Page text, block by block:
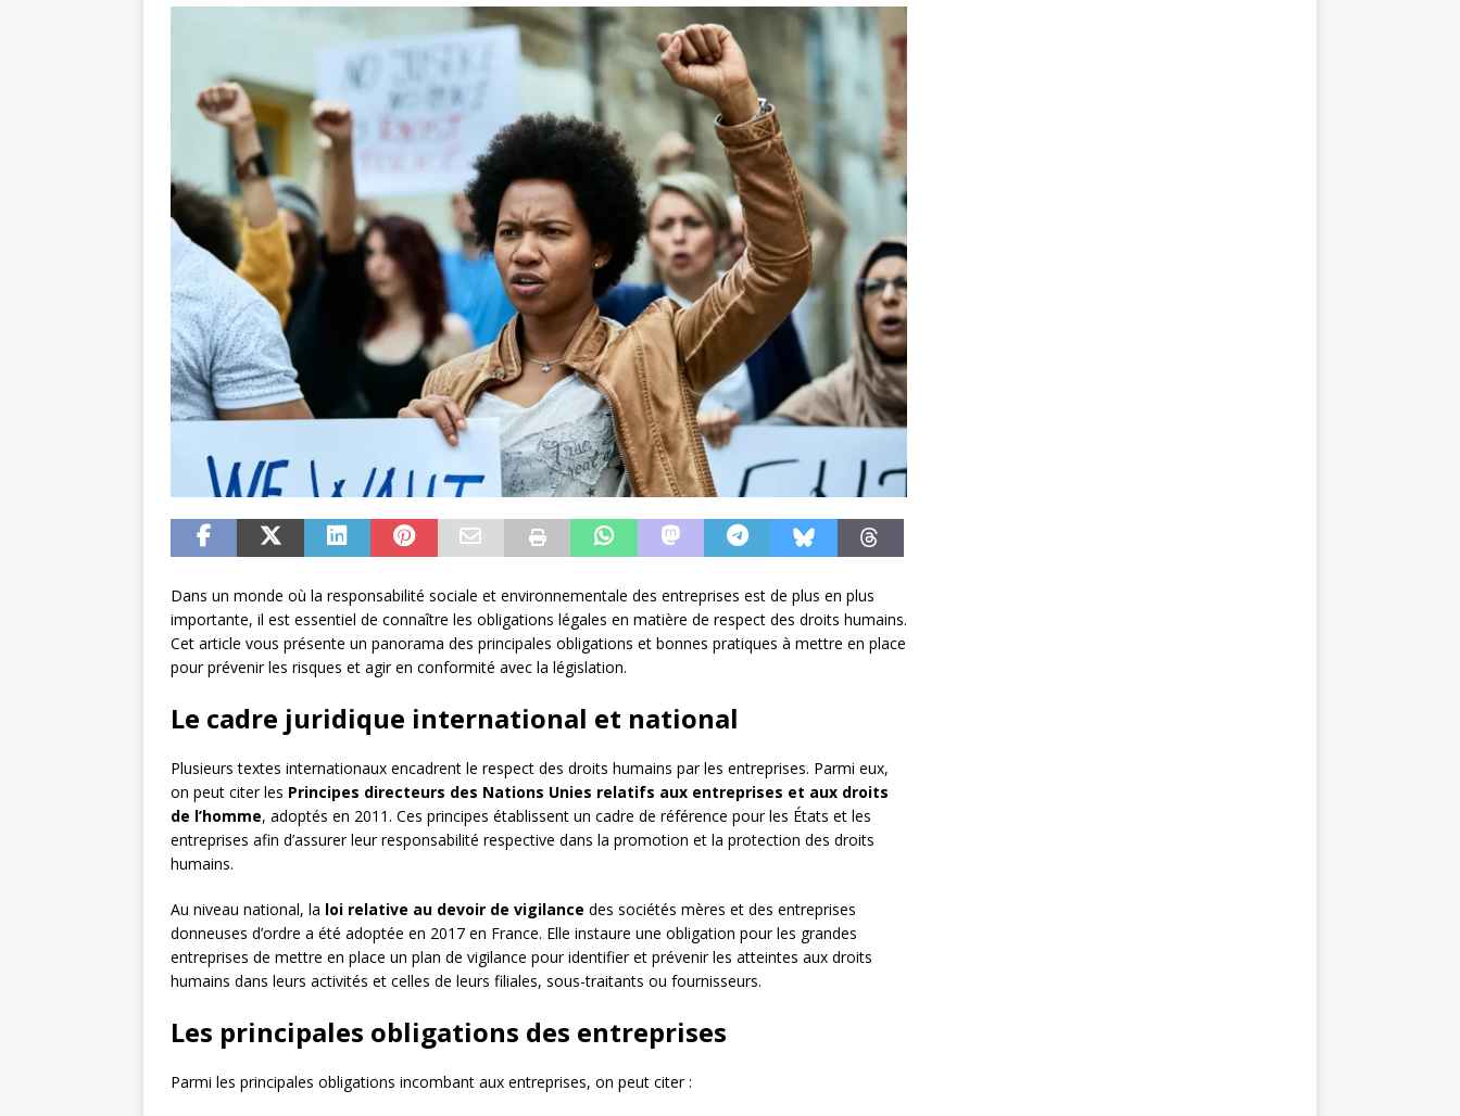
Dans un monde où la responsabilité sociale et environnementale des entreprises est de plus en plus
importante, il est essentiel de connaître les obligations légales en matière de respect des droits humains.
Cet article vous présente un panorama des principales obligations et bonnes pratiques à mettre en place
pour prévenir les risques et agir en conformité avec la législation.
Le cadre juridique international et national
Plusieurs textes internationaux encadrent le respect des droits humains par les entreprises. Parmi eux,
on peut citer les Principes directeurs des Nations Unies relatifs aux entreprises et aux droits
de l’homme, adoptés en 2011. Ces principes établissent un cadre de référence pour les États et les
entreprises afin d’assurer leur responsabilité respective dans la promotion et la protection des droits
humains.
Au niveau national, la loi relative au devoir de vigilance des sociétés mères et des entreprises
donneuses d’ordre a été adoptée en 2017 en France. Elle instaure une obligation pour les grandes
entreprises de mettre en place un plan de vigilance pour identifier et prévenir les atteintes aux droits
humains dans leurs activités et celles de leurs filiales, sous-traitants ou fournisseurs.
Les principales obligations des entreprises
Parmi les principales obligations incombant aux entreprises, on peut citer :